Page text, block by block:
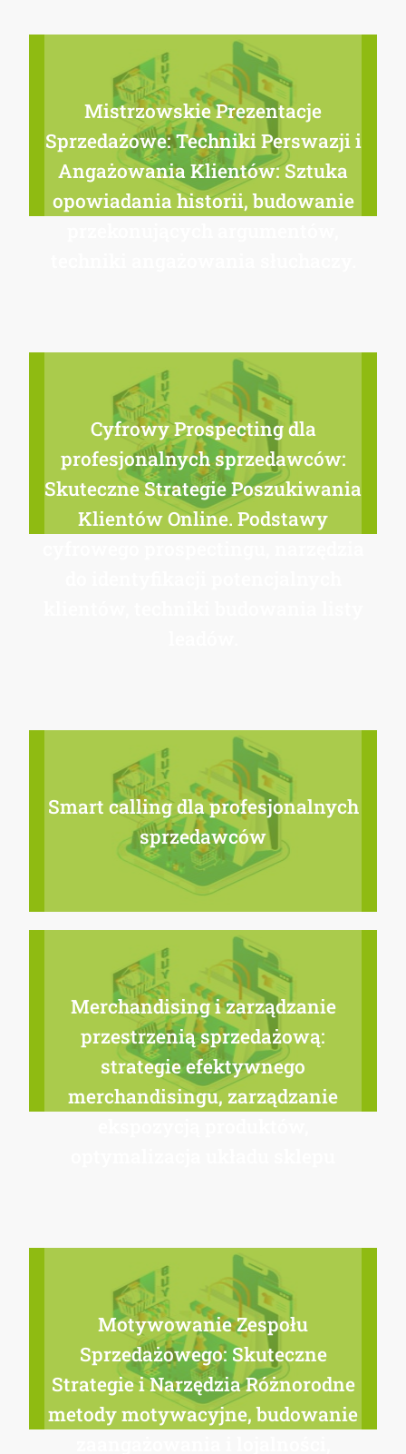
Mistrzowskie Prezentacje
Sprzedażowe: Techniki Perswazji i
Angażowania Klientów: Sztuka
opowiadania historii, budowanie
Cyfrowy Prospecting dla
profesjonalnych sprzedawców:
Skuteczne Strategie Poszukiwania
Klientów Online. Podstawy
Smart calling dla profesjonalnych
sprzedawców
Merchandising i zarządzanie
przestrzenią sprzedażową:
strategie efektywnego
merchandisingu, zarządzanie
Motywowanie Zespołu
Sprzedażowego: Skuteczne
Strategie i Narzędzia Różnorodne
metody motywacyjne, budowanie